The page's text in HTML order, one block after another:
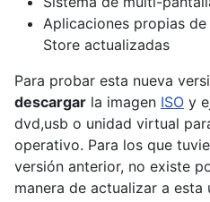
Aplicaciones propias
Store actualizadas
Para probar esta nueva
descargar la imagen ISO y
dvd,usb o unidad virtual
operativo. Para los que
versión anterior, no existe
manera de actualizar a esta